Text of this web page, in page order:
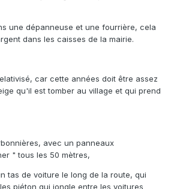
une dépanneuse et une fourrière, cela
dans les caisses de la mairie.
car cette années doit être assez
qu'il est tomber au village et qui prend
avec un panneaux
" tous les 50 mètres,
tas de voiture le long de la route, qui
piéton qui jongle entre les voitures